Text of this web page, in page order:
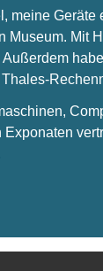
meine
Mit